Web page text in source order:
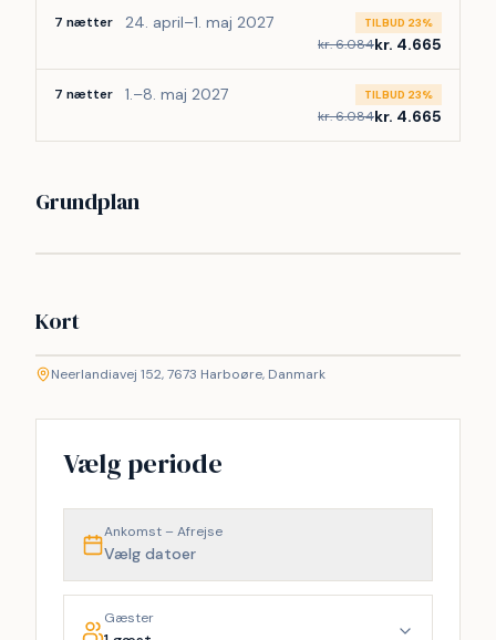
7 nætter 24. april–1. maj 2027 TILBUD 23%
kr. 6.084kr. 4.665
7 nætter 1.–8. maj 2027 TILBUD 23%
kr. 6.084kr. 4.665
Grundplan
Kort
+
−
Neerlandiavej 152, 7673 Harboøre, Danmark
Vælg periode
Ankomst – Afrejse
Vælg datoer
Gæster